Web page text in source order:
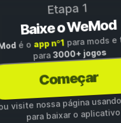
Etapa 1
Baixe o WeMod
é o app nº1para mods e
para3000+ jogos
Começar
visite nossa página
para baixar o aplicativo